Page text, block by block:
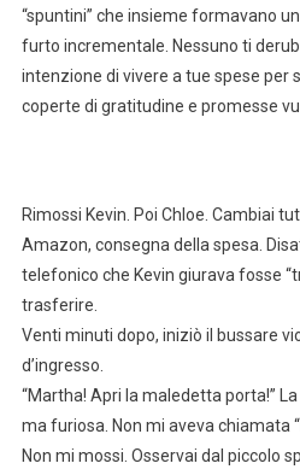
“spuntini” che insieme formavano
furto incrementale. Nessuno ti
intenzione di vivere a tue spese per
coperte di gratitudine e promesse
Rimossi Kevin. Poi Chloe. Cambiai
Amazon, consegna della spesa.
telefonico che Kevin giurava fosse
trasferire.
Venti minuti dopo, iniziò il bussare
d’ingresso.
“Martha! Apri la maledetta porta!”
ma furiosa. Non mi aveva chiamata
Non mi mossi. Osservai dal piccolo